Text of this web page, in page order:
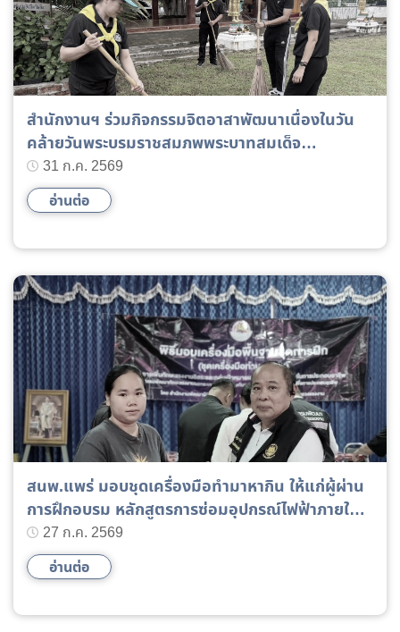
สำนักงานฯ ร่วมกิจกรรมจิตอาสาพัฒนาเนื่องในวัน
คล้ายวันพระบรมราชสมภพพระบาทสมเด็จ
พระเจ้าอยู่หัว
31 ก.ค. 2569
อ่านต่อ
สนพ.แพร่ มอบชุดเครื่องมือทำมาหากิน ให้แก่ผู้ผ่าน
การฝึกอบรม หลักสูตรการซ่อมอุปกรณ์ไฟฟ้าภายใน
บ้าน27 ก.ค. 2569
อ่านต่อ